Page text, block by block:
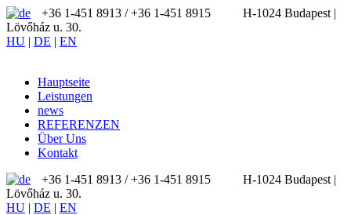
+36 1-451 8913 / ‪+36 1-451 8915
H-1024 Budapest |
Lövőház u. 30.
HU | DE | EN
Hauptseite
Leistungen
news
REFERENZEN
Über Uns
Kontakt
+36 1-451 8913 / ‪+36 1-451 8915
H-1024 Budapest |
Lövőház u. 30.
HU | DE | EN